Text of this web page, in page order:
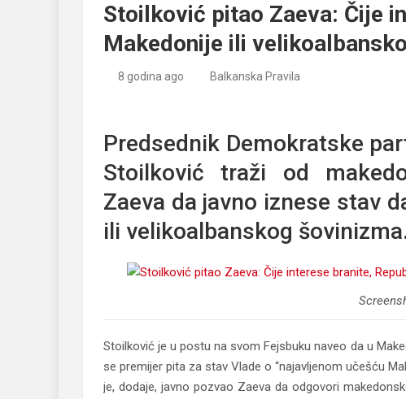
Stoilković pitao Zaeva: Čije
Makedonije ili
8 godina ago Balkanska Pravila
Predsednik Demokratske
Stoilković traži od
Zaeva da javno iznese stav
ili velikoalbanskog
Stoilković je u postu na svom Fejsbuku naveo da u
se premijer pita za stav Vlade o “najavljenom učešću
je, dodaje, javno pozvao Zaeva da odgovori